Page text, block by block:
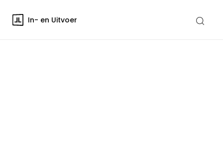
In- en Uitvoer